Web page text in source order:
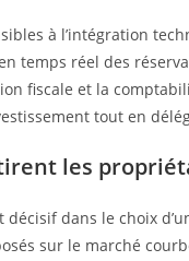
à l’intégration
temps réel des
fiscale et la
tout en
les
dans le choix
sur le marché